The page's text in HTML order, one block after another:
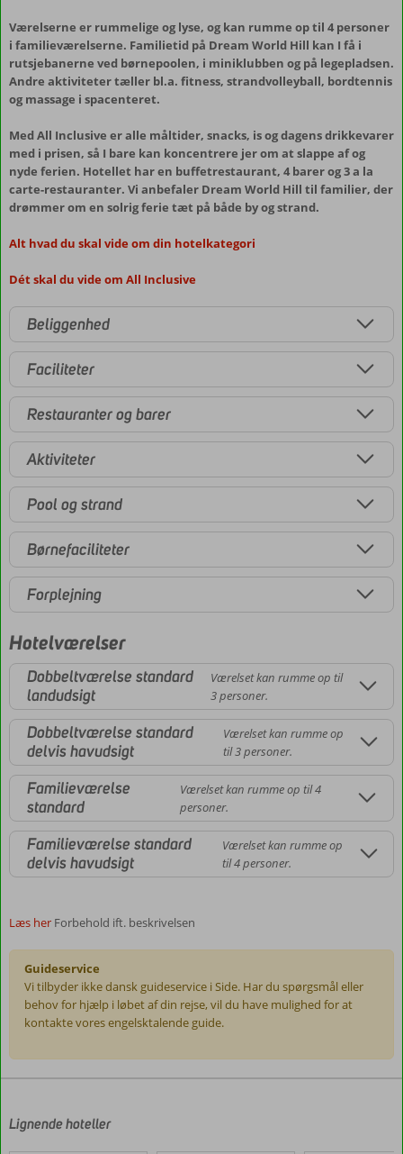
Værelserne er rummelige og lyse, og kan rumme op til 4 personer
i familieværelserne. Familietid på Dream World Hill kan I få i
rutsjebanerne ved børnepoolen, i miniklubben og på legepladsen.
Andre aktiviteter tæller bl.a. fitness, strandvolleyball, bordtennis
og massage i spacenteret.
Med All Inclusive er alle måltider, snacks, is og dagens drikkevarer
med i prisen, så I bare kan koncentrere jer om at slappe af og
nyde ferien. Hotellet har en buffetrestaurant, 4 barer og 3 a la
carte-restauranter. Vi anbefaler Dream World Hill til familier, der
drømmer om en solrig ferie tæt på både by og strand.
Alt hvad du skal vide om din hotelkategori
Dét skal du vide om All Inclusive
Beliggenhed
Faciliteter
Restauranter og barer
Aktiviteter
Pool og strand
Børnefaciliteter
Forplejning
Hotelværelser
Dobbeltværelse standard
landudsigt
Værelset kan rumme op til
3 personer.
Dobbeltværelse standard
delvis havudsigt
Værelset kan rumme op
til 3 personer.
Familieværelse
standard
Værelset kan rumme op til 4
personer.
Familieværelse standard
delvis havudsigt
Værelset kan rumme op
til 4 personer.
Læs her Forbehold ift. beskrivelsen
Guideservice
Vi tilbyder ikke dansk guideservice i Side. Har du spørgsmål eller
behov for hjælp i løbet af din rejse, vil du have mulighed for at
kontakte vores engelsktalende guide.
af
Lignende hoteller